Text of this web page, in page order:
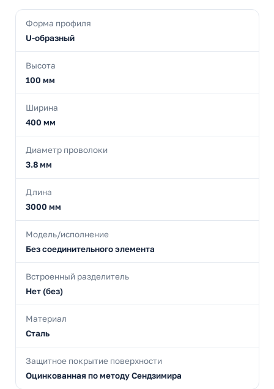
Форма профиля
U-образный
Высота
100 мм
Ширина
400 мм
Диаметр проволоки
3.8 мм
Длина
3000 мм
Модель/исполнение
Без соединительного элемента
Встроенный разделитель
Нет (без)
Материал
Сталь
Защитное покрытие поверхности
Оцинкованная по методу Сендзимира